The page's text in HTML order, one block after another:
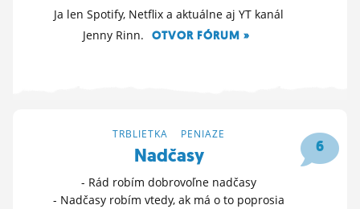
Ja len Spotify, Netflix a aktuálne aj YT kanál
Jenny Rinn.
OTVOR FÓRUM »
6
TRBLIETKA PENIAZE
Nadčasy
- Rád robím dobrovoľne nadčasy
- Nadčasy robím vtedy, ak má o to poprosia